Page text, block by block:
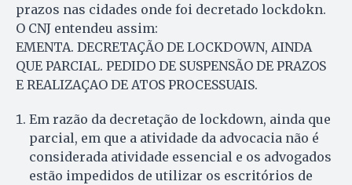
prazos nas cidades onde foi decretado lockdokn.
O CNJ entendeu assim:
EMENTA. DECRETAÇÃO DE LOCKDOWN, AINDA
QUE PARCIAL. PEDIDO DE SUSPENSÃO DE PRAZOS
E REALIZAÇAO DE ATOS PROCESSUAIS.
Em razão da decretação de lockdown, ainda que
parcial, em que a atividade da advocacia não é
considerada atividade essencial e os advogados
estão impedidos de utilizar os escritórios de